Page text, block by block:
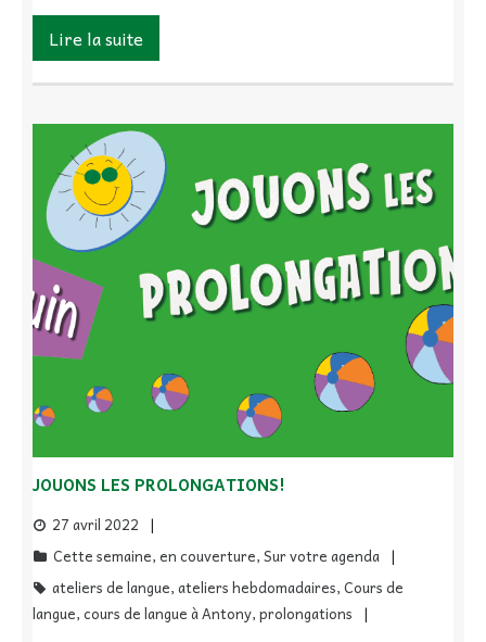
Lire la suite
JOUONS LES PROLONGATIONS!
27 avril 2022
Cette semaine,en couverture,Sur votre agenda
ateliers de langue,ateliers hebdomadaires,Cours de
langue,cours de langue à Antony,prolongations